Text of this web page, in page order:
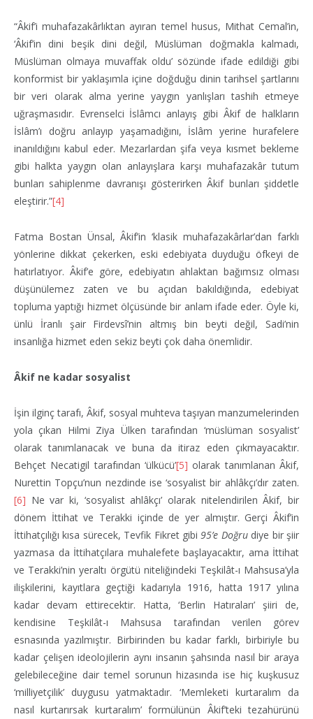
“Âkif’i muhafazakârlıktan ayıran temel husus, Mithat Cemal’in,
‘Âkif’in dini beşik dini değil, Müslüman doğmakla kalmadı,
Müslüman olmaya muvaffak oldu’ sözünde ifade edildiği gibi
konformist bir yaklaşımla içine doğduğu dinin tarihsel şartlarını
bir veri olarak alma yerine yaygın yanlışları tashih etmeye
uğraşmasıdır. Evrenselci İslâmcı anlayış gibi Âkif de halkların
İslâm’ı doğru anlayıp yaşamadığını, İslâm yerine hurafelere
inanıldığını kabul eder. Mezarlardan şifa veya kısmet bekleme
gibi halkta yaygın olan anlayışlara karşı muhafazakâr tutum
bunları sahiplenme davranışı gösterirken Âkif bunları şiddetle
eleştirir.”[4]
Fatma Bostan Ünsal, Âkif’in ‘klasik muhafazakârlar’dan farklı
yönlerine dikkat çekerken, eski edebiyata duyduğu öfkeyi de
hatırlatıyor. Âkif’e göre, edebiyatın ahlaktan bağımsız olması
düşünülemez zaten ve bu açıdan bakıldığında, edebiyat
topluma yaptığı hizmet ölçüsünde bir anlam ifade eder. Öyle ki,
ünlü İranlı şair Firdevsî’nin altmış bin beyti değil, Sadi’nin
insanlığa hizmet eden sekiz beyti çok daha önemlidir.
Âkif ne kadar sosyalist
İşin ilginç tarafı, Âkif, sosyal muhteva taşıyan manzumelerinden
yola çıkan Hilmi Ziya Ülken tarafından ‘müslüman sosyalist’
olarak tanımlanacak ve buna da itiraz eden çıkmayacaktır.
Behçet Necatigil tarafından ‘ülkücü’[5] olarak tanımlanan Âkif,
Nurettin Topçu’nun nezdinde ise ‘sosyalist bir ahlâkçı’dır zaten.
[6] Ne var ki, ‘sosyalist ahlâkçı’ olarak nitelendirilen Âkif, bir
dönem İttihat ve Terakki içinde de yer almıştır. Gerçi Âkif’in
İttihatçılığı kısa sürecek, Tevfik Fikret gibi 95’e Doğrudiye bir şiir
yazmasa da İttihatçılara muhalefete başlayacaktır, ama İttihat
ve Terakki’nin yeraltı örgütü niteliğindeki Teşkilât-ı Mahsusa’yla
ilişkilerini, kayıtlara geçtiği kadarıyla 1916, hatta 1917 yılına
kadar devam ettirecektir. Hatta, ‘Berlin Hatıraları’ şiiri de,
kendisine Teşkilât-ı Mahsusa tarafından verilen görev
esnasında yazılmıştır. Birbirinden bu kadar farklı, birbiriyle bu
kadar çelişen ideolojilerin aynı insanın şahsında nasıl bir araya
gelebileceğine dair temel sorunun hizasında ise hiç kuşkusuz
‘milliyetçilik’ duygusu yatmaktadır. ‘Memleketi kurtaralım da
nasıl kurtarırsak kurtaralım’ formülünün Âkif’teki tezahürünü